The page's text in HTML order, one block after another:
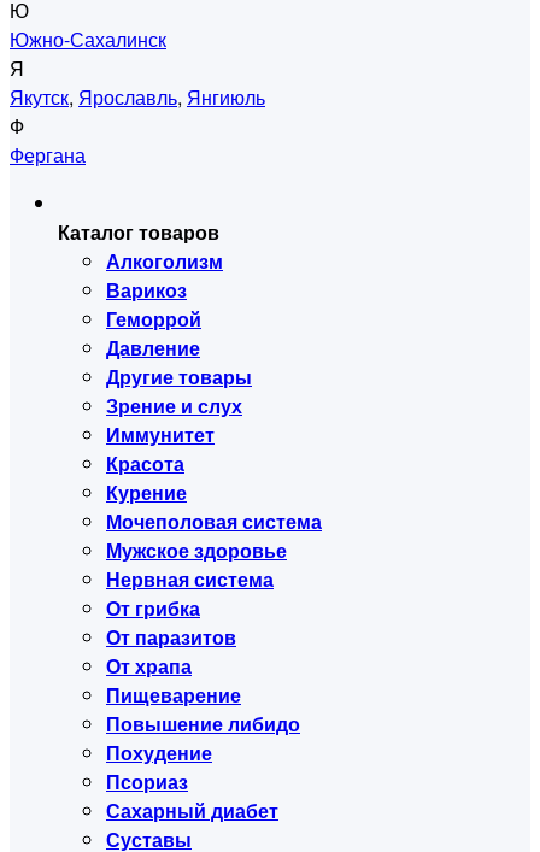
Ю
Южно-Сахалинск
Я
Якутск, Ярославль, Янгиюль
Ф
Фергана
Каталог товаров
Алкоголизм
Варикоз
Геморрой
Давление
Другие товары
Зрение и слух
Иммунитет
Красота
Курение
Мочеполовая система
Мужское здоровье
Нервная система
От грибка
От паразитов
От храпа
Пищеварение
Повышение либидо
Похудение
Псориаз
Сахарный диабет
Суставы